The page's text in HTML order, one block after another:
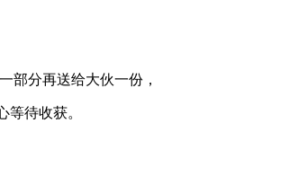
部分再送给大伙一份，
待收获。